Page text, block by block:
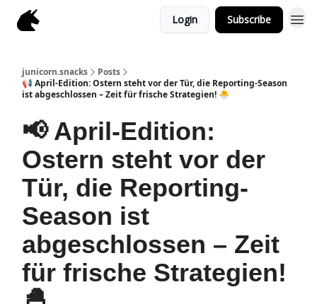
Login Subscribe
junicorn.snacks
Posts
📢 April-Edition: Ostern steht vor der Tür, die Reporting-Season
ist abgeschlossen – Zeit für frische Strategien! 🐣​
📢 April-Edition:
Ostern steht vor der
Tür, die Reporting-
Season ist
abgeschlossen – Zeit
für frische Strategien!